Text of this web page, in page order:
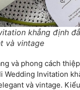
khẳng định
và vintage
và phong cách
Wedding Invitation
và vintage.